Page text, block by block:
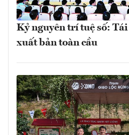
Kỷ nguyên trí tuệ số:
xuất bản toàn cầu